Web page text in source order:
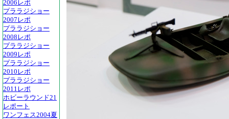
2006レポ
プララジショー
2007レポ
プララジショー
2008レポ
プララジショー
2009レポ
プララジショー
2010レポ
プララジショー
2011レポ
ホビーラウンド21
レポート
ワンフェス2004夏